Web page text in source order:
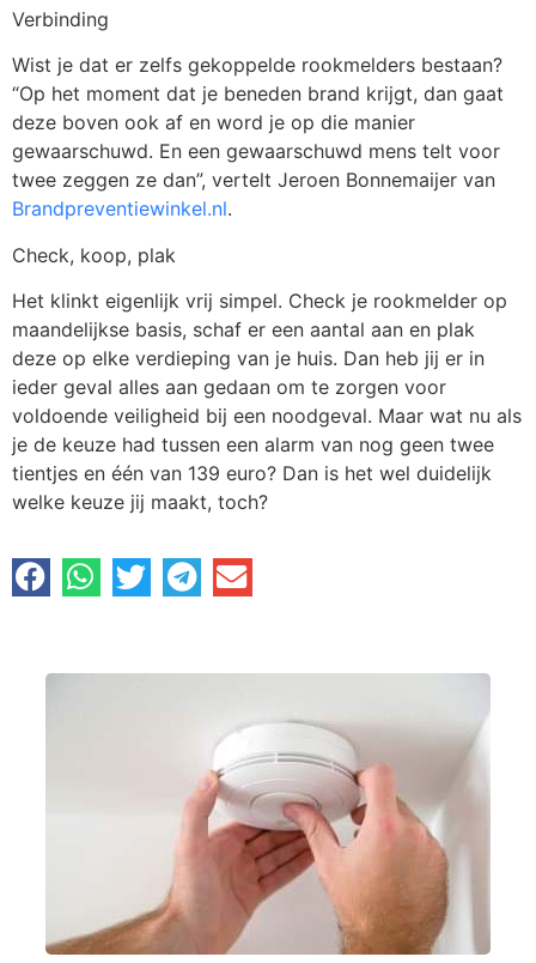
Verbinding
Wist je dat er zelfs gekoppelde rookmelders bestaan?
“Op het moment dat je beneden brand krijgt, dan gaat
deze boven ook af en word je op die manier
gewaarschuwd. En een gewaarschuwd mens telt voor
twee zeggen ze dan”, vertelt Jeroen Bonnemaijer van
Brandpreventiewinkel.nl.
Check, koop, plak
Het klinkt eigenlijk vrij simpel. Check je rookmelder op
maandelijkse basis, schaf er een aantal aan en plak
deze op elke verdieping van je huis. Dan heb jij er in
ieder geval alles aan gedaan om te zorgen voor
voldoende veiligheid bij een noodgeval. Maar wat nu als
je de keuze had tussen een alarm van nog geen twee
tientjes en één van 139 euro? Dan is het wel duidelijk
welke keuze jij maakt, toch?